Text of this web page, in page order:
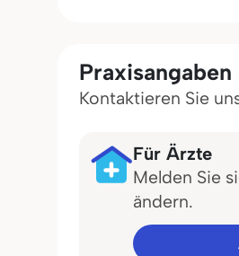
Kontaktieren Sie
Für Ärzte
Melden Sie
ändern.